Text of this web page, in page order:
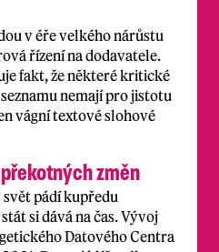
v éře velkého nárůstu
řízení na dodavatele.
fakt, že některé kritické
nemají pro jistotu
vágní textové slohové
změn
pádí kupředu
si dává na čas. Vývoj
Datového Centra